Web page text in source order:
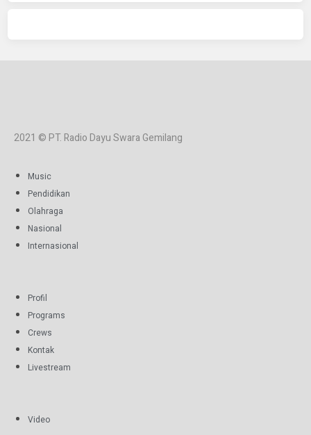
2021 © PT. Radio Dayu Swara Gemilang
Music
Pendidikan
Olahraga
Nasional
Internasional
Profil
Programs
Crews
Kontak
Livestream
Video